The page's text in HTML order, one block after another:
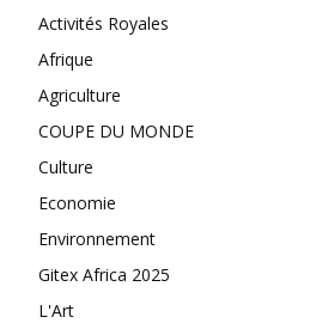
Activités Royales
Afrique
Agriculture
COUPE DU MONDE
Culture
Economie
Environnement
Gitex Africa 2025
L'Art